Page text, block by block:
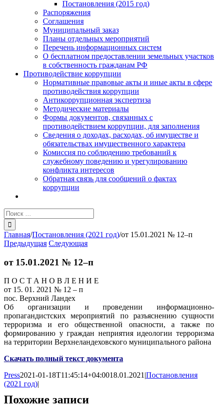
Постановления (2015 год)
Распоряжения
Соглашения
Муниципальный заказ
Планы отдельных мероприятий
Перечень информационных систем
О бесплатном предоставлении земельных участков
в собственность гражданам РФ
Противодействие коррупции
Нормативные правовые акты и иные акты в сфере
противодействия коррупции
Антикоррупционная экспертиза
Методические материалы
Формы документов, связанных с
противодействием коррупции, для заполнения
Сведения о доходах, расходах, об имуществе и
обязательствах имущественного характера
Комиссия по соблюдению требований к
служебному поведению и урегулированию
конфликта интересов
Обратная связь для сообщений о фактах
коррупции
Результат
поиска:
Главная/Постановления (2021 год)/от 15.01.2021 № 12–п
Предыдущая Следующая
от 15.01.2021 № 12–п
П О С Т А Н О В Л Е Н И Е
от 15. 01. 2021 № 12 – п
пос. Верхний Ландех
Об организации и проведении информационно-
пропагандистских мероприятий по разъяснению сущности
терроризма и его общественной опасности, а также по
формированию у граждан неприятия идеологии терроризма
на территории Верхнеландеховского муниципального района
Скачать полный текст документа
Press2021-01-18T11:45:14+04:0018.01.2021|Постановления
(2021 год)|
Похожие записи